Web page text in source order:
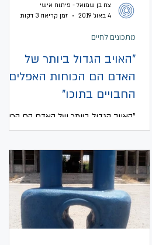
"האויב הגדול ביותר של
האדם הם הכוחות האפלים
החבויים בתוכו"
"האויב הגדול ביותר של האדם הם הכוחות
האפלים החבויים בתוכו", את המשפט הזה
שלי בבית הספר היסודי, המורה...
מתכונים לחיים
צח בן שמואל - פיתוח אישי
4 באוג׳ 2019
זמן קריאה 3 דקות